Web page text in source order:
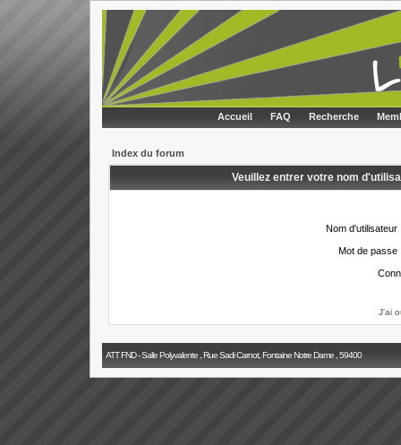
Accueil FAQ Recherche
Index du forum
Veuillez entrer votre nom
Nom d'utilisateur
Mot de passe
J'ai
ATT FND - Salle Polyvalente , Rue Sadi Carnot, Fontaine Notre Dame , 59400